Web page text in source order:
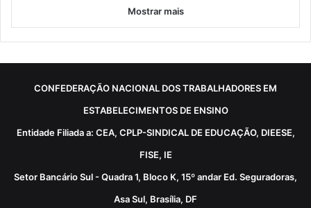
Mostrar mais
CONFEDERAÇÃO NACIONAL DOS TRABALHADORES EM
ESTABELECIMENTOS DE ENSINO
Entidade Filiada a: CEA, CPLP-SINDICAL DE EDUCAÇÃO, DIEESE,
FISE, IE
Setor Bancário Sul - Quadra 1, Bloco K, 15º andar Ed. Seguradoras,
Asa Sul, Brasília, DF